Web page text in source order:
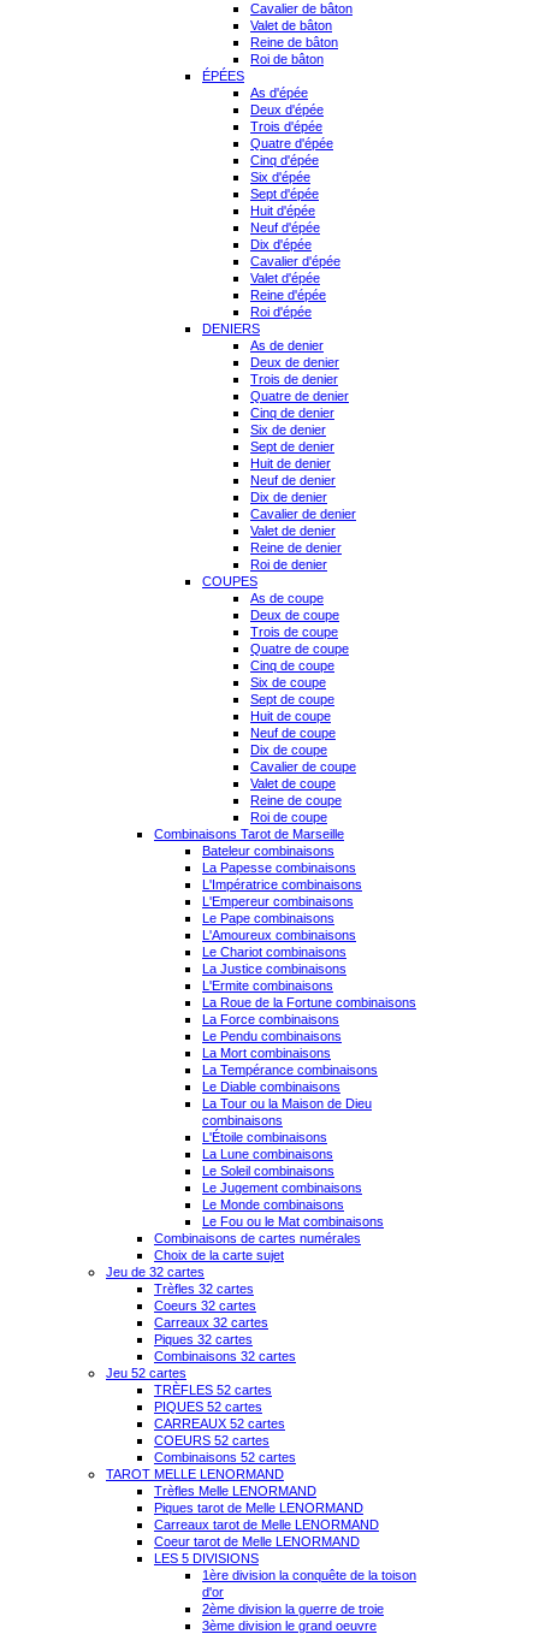
Cavalier de bâton
Valet de bâton
Reine de bâton
Roi de bâton
ÉPÉES
As d'épée
Deux d'épée
Trois d'épée
Quatre d'épée
Cinq d'épée
Six d'épée
Sept d'épée
Huit d'épée
Neuf d'épée
Dix d'épée
Cavalier d'épée
Valet d'épée
Reine d'épée
Roi d'épée
DENIERS
As de denier
Deux de denier
Trois de denier
Quatre de denier
Cinq de denier
Six de denier
Sept de denier
Huit de denier
Neuf de denier
Dix de denier
Cavalier de denier
Valet de denier
Reine de denier
Roi de denier
COUPES
As de coupe
Deux de coupe
Trois de coupe
Quatre de coupe
Cinq de coupe
Six de coupe
Sept de coupe
Huit de coupe
Neuf de coupe
Dix de coupe
Cavalier de coupe
Valet de coupe
Reine de coupe
Roi de coupe
Combinaisons Tarot de Marseille
Bateleur combinaisons
La Papesse combinaisons
L'Impératrice combinaisons
L'Empereur combinaisons
Le Pape combinaisons
L'Amoureux combinaisons
Le Chariot combinaisons
La Justice combinaisons
L'Ermite combinaisons
La Roue de la Fortune combinaisons
La Force combinaisons
Le Pendu combinaisons
La Mort combinaisons
La Tempérance combinaisons
Le Diable combinaisons
La Tour ou la Maison de Dieu
combinaisons
L'Étoile combinaisons
La Lune combinaisons
Le Soleil combinaisons
Le Jugement combinaisons
Le Monde combinaisons
Le Fou ou le Mat combinaisons
Combinaisons de cartes numérales
Choix de la carte sujet
Jeu de 32 cartes
Trèfles 32 cartes
Coeurs 32 cartes
Carreaux 32 cartes
Piques 32 cartes
Combinaisons 32 cartes
Jeu 52 cartes
TRÈFLES 52 cartes
PIQUES 52 cartes
CARREAUX 52 cartes
COEURS 52 cartes
Combinaisons 52 cartes
TAROT MELLE LENORMAND
Trèfles Melle LENORMAND
Piques tarot de Melle LENORMAND
Carreaux tarot de Melle LENORMAND
Coeur tarot de Melle LENORMAND
LES 5 DIVISIONS
1ère division la conquête de la toison
d'or
2ème division la guerre de troie
3ème division le grand oeuvre